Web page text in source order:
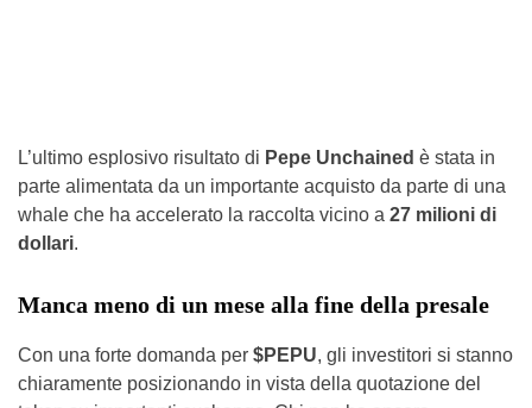
L’ultimo esplosivo risultato di Pepe Unchained è stata in
parte alimentata da un importante acquisto da parte di una
whale che ha accelerato la raccolta vicino a 27 milioni di
dollari.
Manca meno di un mese alla fine della presale
Con una forte domanda per $PEPU, gli investitori si stanno
chiaramente posizionando in vista della quotazione del